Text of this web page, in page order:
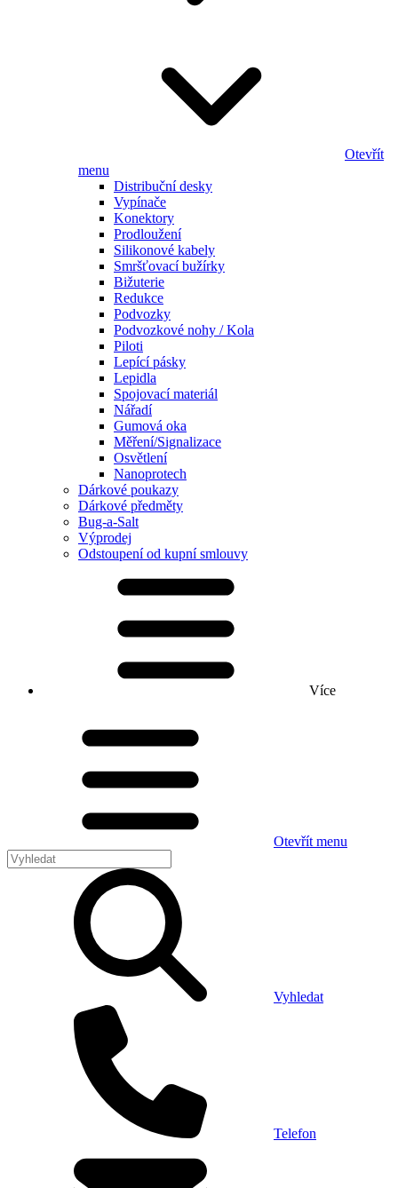
Otevřít
menu
Distribuční desky
Vypínače
Konektory
Prodloužení
Silikonové kabely
Smršťovací bužírky
Bižuterie
Redukce
Podvozky
Podvozkové nohy / Kola
Piloti
Lepící pásky
Lepidla
Spojovací materiál
Nářadí
Gumová oka
Měření/Signalizace
Osvětlení
Nanoprotech
Dárkové poukazy
Dárkové předměty
Bug-a-Salt
Výprodej
Odstoupení od kupní smlouvy
Více
Otevřít menu
Vyhledat
Telefon